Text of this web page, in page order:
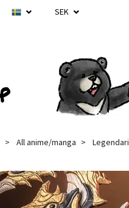
SEK
All anime/manga Legendari